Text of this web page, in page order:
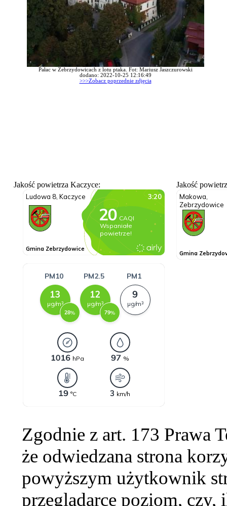
Pałac w Zebrzydowicach z lotu ptaka. Fot: Mariusz Jaszczurowski
dodano: 2022-10-25 12:16:49
>>>Zobacz poprzednie zdjęcia
Jakość powietrza Kaczyce: Jakość
Zgodnie z art. 173 Prawa
że odwiedzana strona
powyższym użytkownik
przeglądarce poziom,